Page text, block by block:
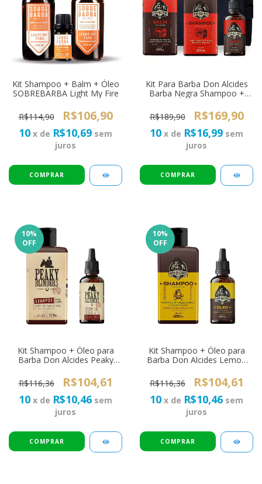
Kit Shampoo + Balm + Óleo
SOBREBARBA Light My Fire
R$114,90 R$106,90
10 x de R$10,69 sem
juros
Kit Para Barba Don Alcides
Barba Negra Shampoo +
R$189,90
R$169,90
10 x de R$16,99 sem
juros
10%
OFF
Kit Shampoo + Óleo para
Barba Don Alcides Peaky
R$116,36
R$104,61
10 x de R$10,46 sem
juros
10%
OFF
Kit Shampoo + Óleo para
Barba Don Alcides Lemon
R$116,36
R$104,61
10 x de R$10,46 sem
juros